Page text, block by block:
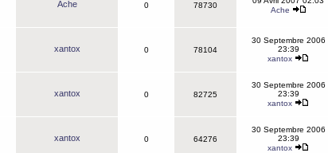
Ache 0 78730
Ache
xantox 0 78104
30 Septembre 2006
23:39
xantox
xantox 0 82725
30 Septembre 2006
23:39
xantox
xantox 0 64276
30 Septembre 2006
23:39
xantox